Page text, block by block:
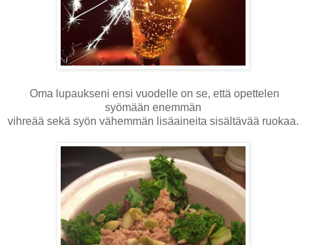
Oma lupaukseni ensi vuodelle on se, että opettelen
syömään enemmän
vihreää sekä syön vähemmän lisäaineita sisältävää ruokaa.